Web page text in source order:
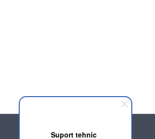
Suport tehnic
SUPPORT